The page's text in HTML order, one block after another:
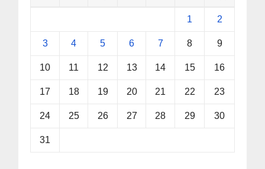
1 2
3 4 5 6 7 8 9
10 11 12 13 14 15 16
17 18 19 20 21 22 23
24 25 26 27 28 29 30
31